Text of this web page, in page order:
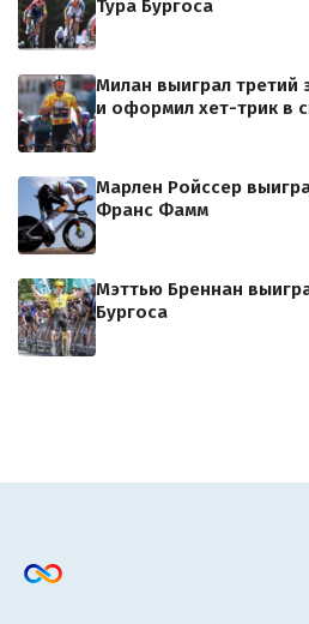
Тура Бургоса
Милан выиграл третий
и оформил хет-трик в
Марлен Ройссер
Франс Фамм
Мэттью Бреннан
Бургоса